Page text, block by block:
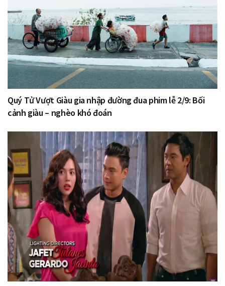
Quý Tử Vượt Giàu gia nhập đường đua phim lễ 2/9: Bối
cảnh giàu – nghèo khó đoán